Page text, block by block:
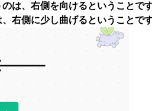
のは、右側を向けるということです
、右側に少し曲げるということです